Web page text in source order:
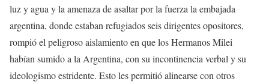
luz y agua y la amenaza de asaltar por la fuerza la embajada
argentina, donde estaban refugiados seis dirigentes opositores,
rompió el peligroso aislamiento en que los Hermanos Milei
habían sumido a la Argentina, con su incontinencia verbal y su
ideologismo estridente. Esto les permitió alinearse con otros